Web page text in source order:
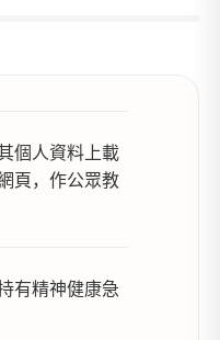
個人資料上載
頁，作公眾教
有精神健康急